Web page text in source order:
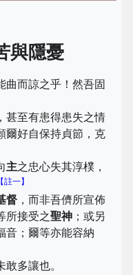
與隱憂
曲而諒之乎！然吾固
甚至有患得患失之情
爾好自保持貞節，克
主之忠心失其淳樸，
【註一】
督 ，而非吾儕所宣佈
所接受之聖神 ；或另
音；爾等亦能容納
多讓也。